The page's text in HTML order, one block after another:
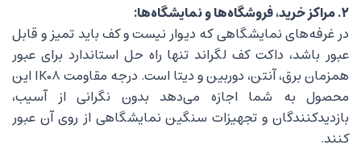
۲. مراکز خرید، فروشگاه‌ها و نمایشگاه‌ها:
در غرفه‌های نمایشگاهی که دیوار نیست و کف باید تمیز و قابل
عبور باشد، داکت کف لگراند تنها راه حل استاندارد برای عبور
همزمان برق، آنتن، دوربین و دیتا است. درجه مقاومت IK08 این
محصول به شما اجازه می‌دهد بدون نگرانی از آسیب،
بازدیدکنندگان و تجهیزات سنگین نمایشگاهی از روی آن عبور
کنند.